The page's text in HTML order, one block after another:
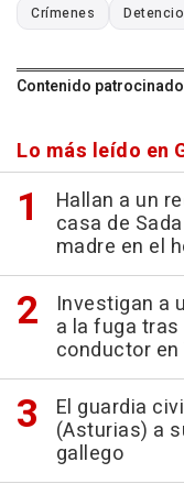
Crímenes
Contenido patrocinado
Lo más leído en
Hallan a un
casa de
madre en el
Investigan a
a la fuga
conductor
El guardia
(Asturias) a
gallego